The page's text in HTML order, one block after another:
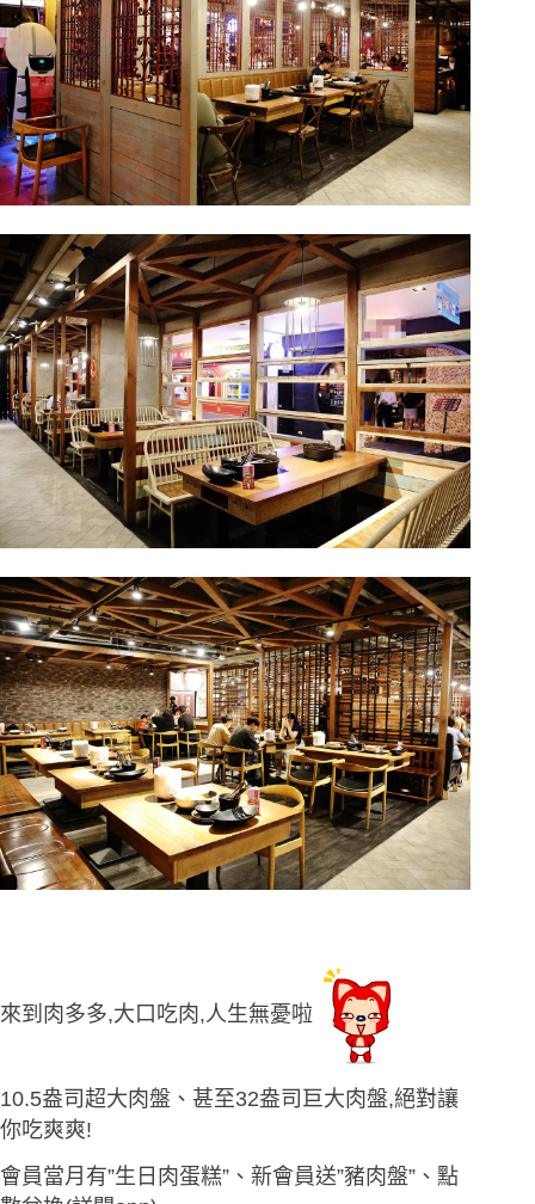
來到肉多多,大口吃肉,人生無憂啦
10.5盎司超大肉盤、甚至32盎司巨大肉盤,絕對讓
你吃爽爽!
會員當月有”生日肉蛋糕”、新會員送”豬肉盤”、點